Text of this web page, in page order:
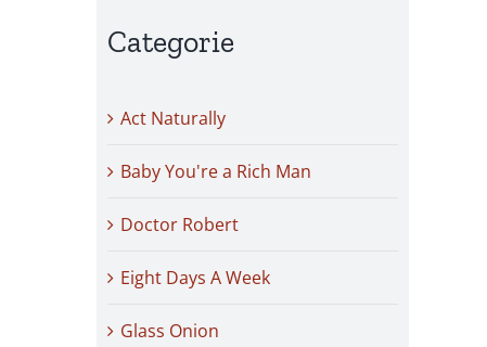
Categorie
Act Naturally
Baby You're a Rich Man
Doctor Robert
Eight Days A Week
Glass Onion